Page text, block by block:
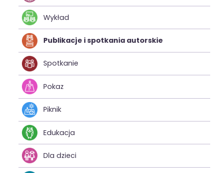
Wykład
Publikacje i spotkania autorskie
Spotkanie
Pokaz
Piknik
Edukacja
Dla dzieci